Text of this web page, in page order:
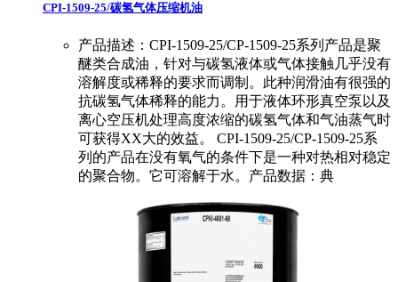
CPI-1509-25/碳氢气体压缩机油
产品描述：CPI-1509-25/CP-1509-25系列产品是聚
醚类合成油，针对与碳氢液体或气体接触几乎没有
溶解度或稀释的要求而调制。此种润滑油有很强的
抗碳氢气体稀释的能力。用于液体环形真空泵以及
离心空压机处理高度浓缩的碳氢气体和气油蒸气时
可获得XX大的效益。 CPI-1509-25/CP-1509-25系
列的产品在没有氧气的条件下是一种对热相对稳定
的聚合物。它可溶解于水。产品数据：典